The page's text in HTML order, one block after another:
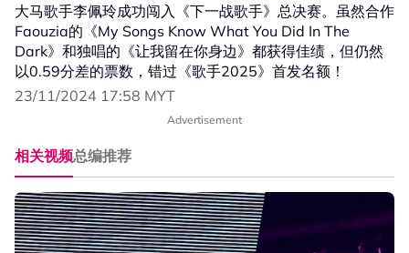
大马歌手李佩玲成功闯入《下一战歌手》总决赛。虽然合作
Faouzia的《My Songs Know What You Did In The
Dark》和独唱的《让我留在你身边》都获得佳绩，但仍然
以0.59分差的票数，错过《歌手2025》首发名额！
23/11/2024 17:58 MYT
Advertisement
相关视频总编推荐